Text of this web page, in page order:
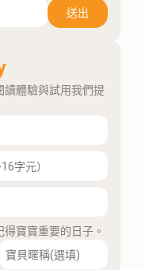
送出
讀體驗與試用我們提
寶寶重要的日子。